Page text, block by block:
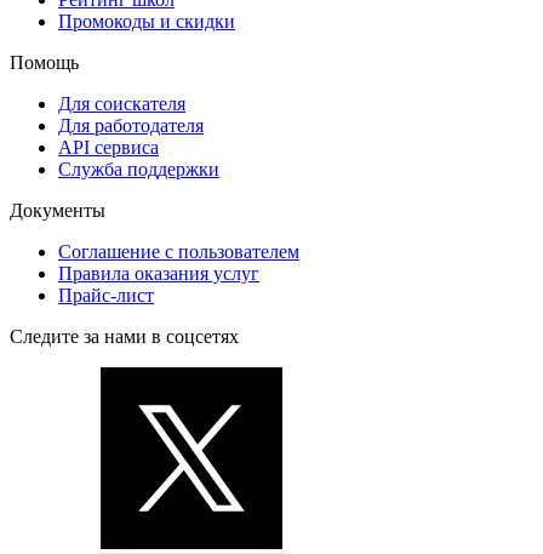
Промокоды и скидки
Помощь
Для соискателя
Для работодателя
API сервиса
Служба поддержки
Документы
Соглашение с пользователем
Правила оказания услуг
Прайс-лист
Следите за нами в соцсетях